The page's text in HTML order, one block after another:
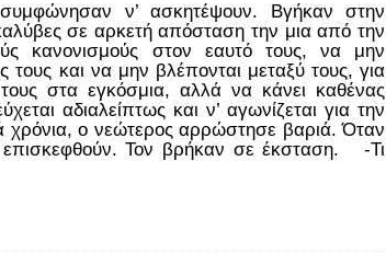
ν’ ασκητέψουν. Βγήκαν στην
σε αρκετή απόσταση την μια από την
κανονισμούς στον εαυτό τους, να μην
τους και να μην βλέπονται μεταξύ τους, για
στα εγκόσμια, αλλά να κάνει καθένας
αδιαλείπτως και ν’ αγωνίζεται για την
ο νεώτερος αρρώστησε βαριά. Όταν
Τον βρήκαν σε έκσταση. -Τι